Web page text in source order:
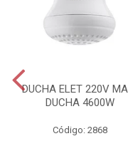
DUCHA ELET 220V
DUCHA 4600W
Código: 2868